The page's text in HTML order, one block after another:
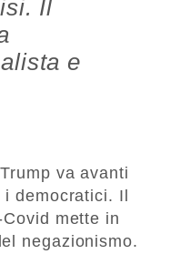
Il
e
va avanti
democratici. Il
mette in
negazionismo.